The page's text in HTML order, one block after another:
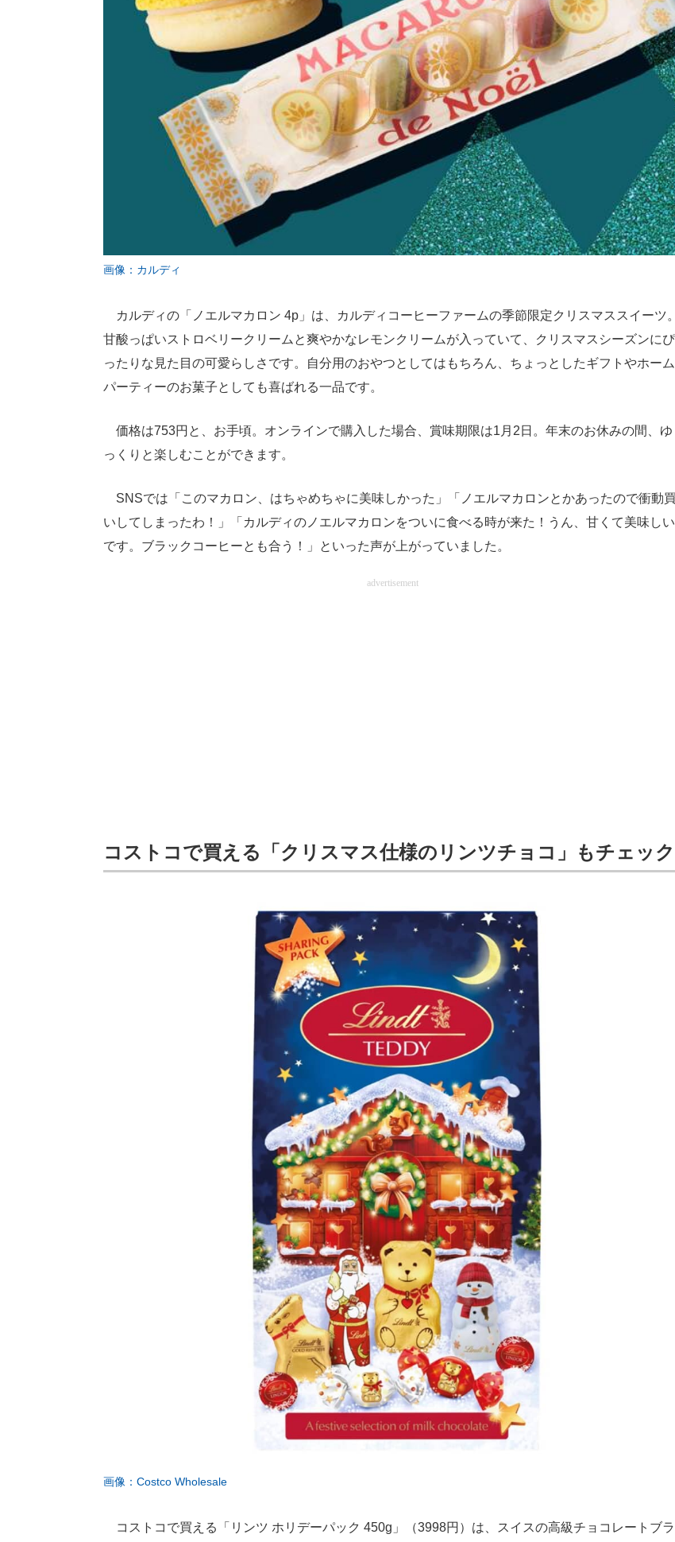
画像：カルディ
カルディの「ノエルマカロン 4p」は、カルディコーヒーファームの季節限定クリスマススイーツ。
甘酸っぱいストロベリークリームと爽やかなレモンクリームが入っていて、クリスマスシーズンにぴ
ったりな見た目の可愛らしさです。自分用のおやつとしてはもちろん、ちょっとしたギフトやホーム
パーティーのお菓子としても喜ばれる一品です。
価格は753円と、お手頃。オンラインで購入した場合、賞味期限は1月2日。年末のお休みの間、ゆ
っくりと楽しむことができます。
SNSでは「このマカロン、はちゃめちゃに美味しかった」「ノエルマカロンとかあったので衝動買
いしてしまったわ！」「カルディのノエルマカロンをついに食べる時が来た！うん、甘くて美味しい
です。ブラックコーヒーとも合う！」といった声が上がっていました。
advertisement
コストコで買える「クリスマス仕様のリンツチョコ」もチェック
画像：Costco Wholesale
コストコで買える「リンツ ホリデーパック 450g」（3998円）は、スイスの高級チョコレートブラ